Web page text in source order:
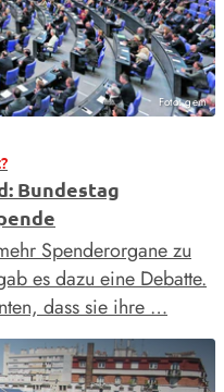
Foto: gem
Bundestag
Spenderorgane zu
es dazu eine Debatte.
dass sie ihre …